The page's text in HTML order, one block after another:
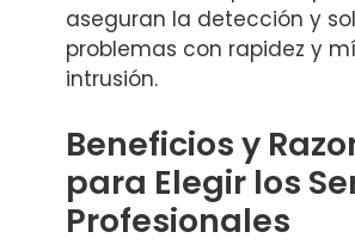
aseguran la detección y
problemas con rapidez y
intrusión.
Beneficios y
para Elegir los
Profesionales